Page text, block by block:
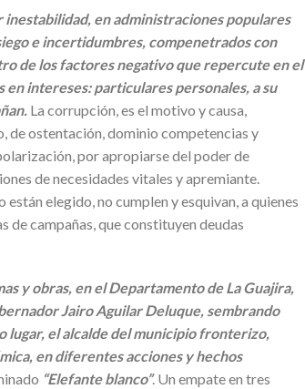
inestabilidad, en administraciones populares
e incertidumbres, compenetrados con
de los factores negativo que repercute en el
intereses: particulares personales, a su
La corrupción, es el motivo y causa,
de ostentación, dominio competencias y
por apropiarse del poder de
de necesidades vitales y apremiante.
elegido, no cumplen y esquivan, a quienes
de campañas, que constituyen deudas
y obras, en el Departamento de La Guajira,
Jairo Aguilar Deluque, sembrando
el alcalde del municipio fronterizo,
en diferentes acciones y hechos
“Elefante blanco”. Un empate en tres